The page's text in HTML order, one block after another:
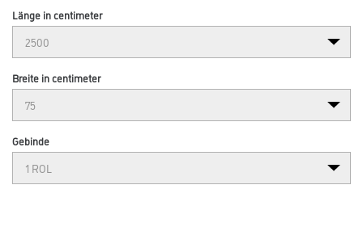
Länge in centimeter
Breite in centimeter
Gebinde